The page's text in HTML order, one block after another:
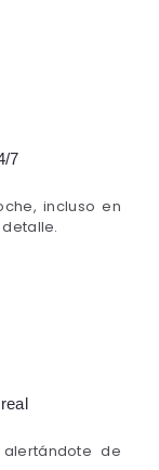
7
incluso en
de